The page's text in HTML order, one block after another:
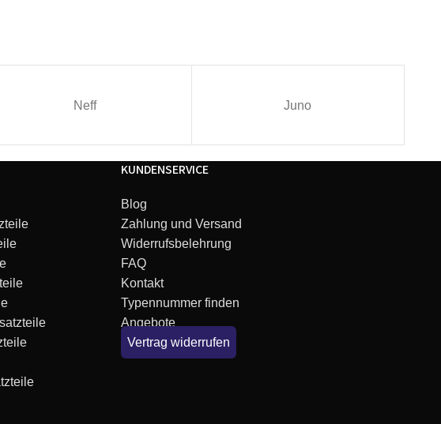
Neff Juno
KUNDENSERVICE
Blog
Zahlung und Versand
Widerrufsbelehrung
FAQ
Kontakt
Typennummer finden
Angebote
Vertrag widerrufen